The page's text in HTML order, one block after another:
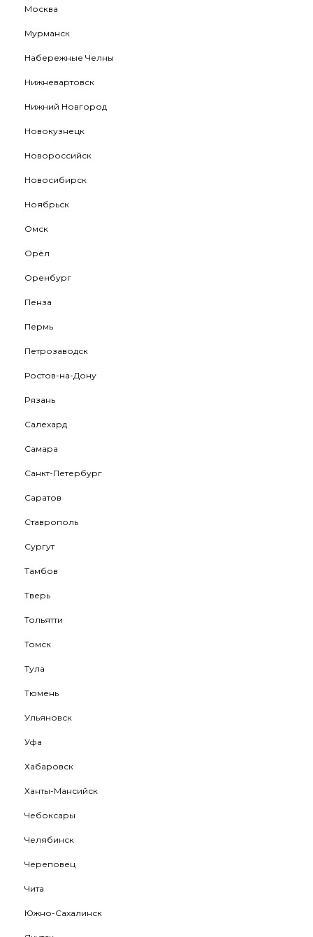
Москва
Мурманск
Набережные Челны
Нижневартовск
Нижний Новгород
Новокузнецк
Новороссийск
Новосибирск
Ноябрьск
Омск
Орёл
Оренбург
Пенза
Пермь
Петрозаводск
Ростов-на-Дону
Рязань
Салехард
Самара
Санкт-Петербург
Саратов
Ставрополь
Сургут
Тамбов
Тверь
Тольятти
Томск
Тула
Тюмень
Ульяновск
Уфа
Хабаровск
Ханты-Мансийск
Чебоксары
Челябинск
Череповец
Чита
Южно-Сахалинск